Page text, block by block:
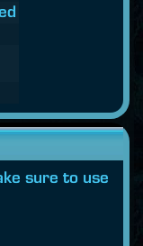
sure to use